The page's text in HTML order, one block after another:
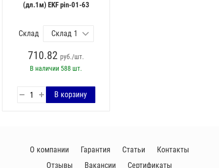
(дл.1м) EKF pin-01-63
Склад
710.82 руб./шт.
В наличии 588 шт.
О компании Гарантия Статьи
Контакты
Отзывы
Вакансии
Сертификаты